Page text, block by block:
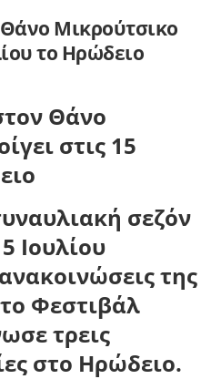
Μικρούτσικο
το Ηρώδειο
σεζόν
Ιουλίου
της
Φεστιβάλ
τρεις
στο Ηρώδειο.